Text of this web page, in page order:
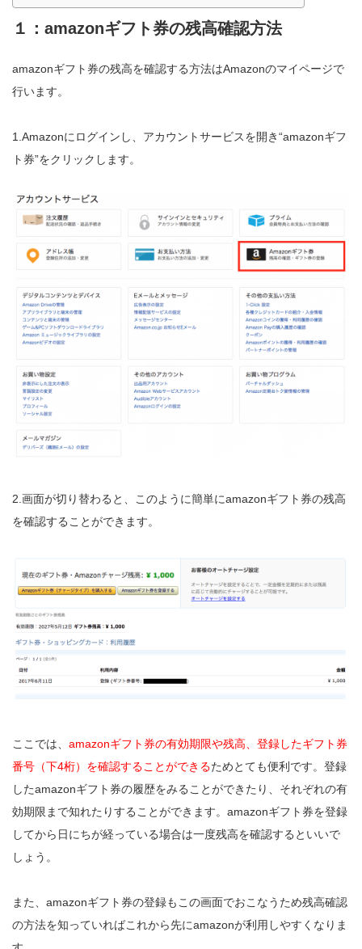
１：amazonギフト券の残高確認方法
amazonギフト券の残高を確認する方法はAmazonのマイページで
行います。
1.Amazonにログインし、アカウントサービスを開き“amazonギフ
ト券”をクリックします。
2.画面が切り替わると、このように簡単にamazonギフト券の残高
を確認することができます。
ここでは、 amazonギフト券の有効期限や残高、登録したギフト券
番号（下4桁）を確認することができるためとても便利です。登録
したamazonギフト券の履歴をみることができたり、それぞれの有
効期限まで知れたりすることができます。amazonギフト券を登録
してから日にちが経っている場合は一度残高を確認するといいで
しょう。
また、amazonギフト券の登録もこの画面でおこなうため残高確認
の方法を知っていればこれから先にamazonが利用しやすくなりま